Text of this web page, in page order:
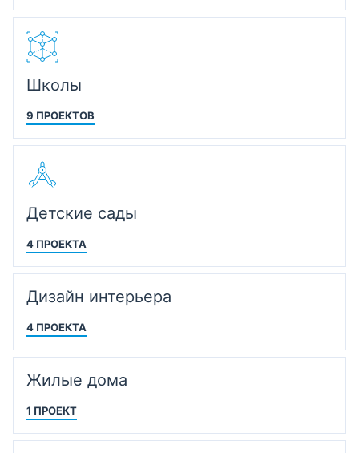
Школы
9 ПРОЕКТОВ
Детские сады
4 ПРОЕКТА
Дизайн интерьера
4 ПРОЕКТА
Жилые дома
1 ПРОЕКТ